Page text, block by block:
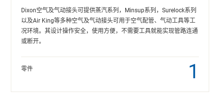
Dixon空气及气动接头可提供蒸汽系列，Minsup系列，Surelock系列
以及Air King等多种空气及气动接头可用于空气配管、气动工具等工
况环境。其设计操作安全，使用方便，不需要工具就能实现管路连通
或断开。
零件 1